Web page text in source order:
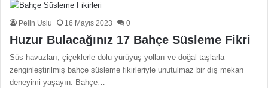
Pelin Uslu 16 Mayıs 2023 0
Huzur Bulacağınız 17 Bahçe Süsleme Fikri
Süs havuzları, çiçeklerle dolu yürüyüş yolları ve doğal taşlarla
zenginleştirilmiş bahçe süsleme fikirleriyle unutulmaz bir dış mekan
deneyimi yaşayın. Bahçe…